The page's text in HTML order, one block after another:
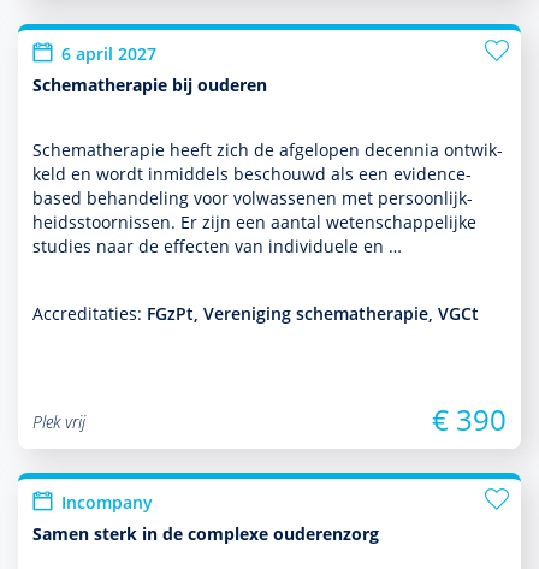
6 april 2027
Schematherapie bij ouderen
Schemathera­pie heeft zich de afgelopen decennia ontwik­
keld en wordt inmid­dels beschouwd als een evidence-
based behan­del­ing voor vol­was­senen met per­soon­lijk­
heids­stoor­nissen. Er zijn een aantal weten­schappe­lijke
studies naar de effecten van indivi­duele en …
Accreditaties: FGzPt, Vereniging schematherapie, VGCt
Plek vrij € 390
Incompany
Samen sterk in de complexe ouderenzorg